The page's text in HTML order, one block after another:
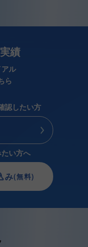
績
ル
ら
認したい方
い方へ
み(無料)